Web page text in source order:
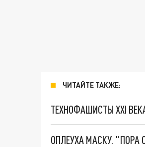
ЧИТАЙТЕ ТАКЖЕ:
ТЕХНОФАШИСТЫ XXI
ОПЛЕУХА МАСКУ. "ПОРА